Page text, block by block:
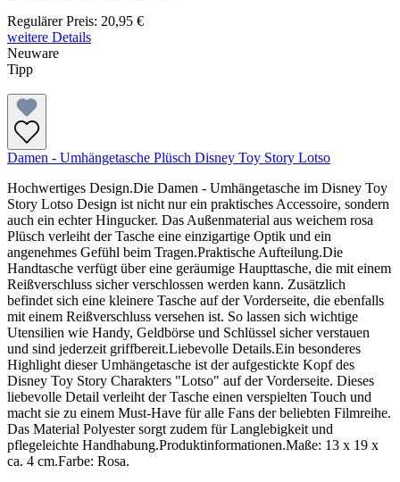
Regulärer Preis: 20,95 €
weitere Details
Neuware
Tipp
Damen - Umhängetasche Plüsch Disney Toy Story Lotso
Hochwertiges Design.Die Damen - Umhängetasche im Disney Toy
Story Lotso Design ist nicht nur ein praktisches Accessoire, sondern
auch ein echter Hingucker. Das Außenmaterial aus weichem rosa
Plüsch verleiht der Tasche eine einzigartige Optik und ein
angenehmes Gefühl beim Tragen.Praktische Aufteilung.Die
Handtasche verfügt über eine geräumige Haupttasche, die mit einem
Reißverschluss sicher verschlossen werden kann. Zusätzlich
befindet sich eine kleinere Tasche auf der Vorderseite, die ebenfalls
mit einem Reißverschluss versehen ist. So lassen sich wichtige
Utensilien wie Handy, Geldbörse und Schlüssel sicher verstauen
und sind jederzeit griffbereit.Liebevolle Details.Ein besonderes
Highlight dieser Umhängetasche ist der aufgestickte Kopf des
Disney Toy Story Charakters "Lotso" auf der Vorderseite. Dieses
liebevolle Detail verleiht der Tasche einen verspielten Touch und
macht sie zu einem Must-Have für alle Fans der beliebten Filmreihe.
Das Material Polyester sorgt zudem für Langlebigkeit und
pflegeleichte Handhabung.Produktinformationen.Maße: 13 x 19 x
ca. 4 cm.Farbe: Rosa.